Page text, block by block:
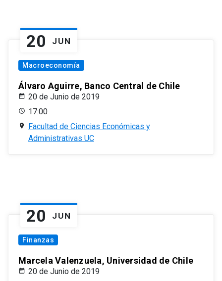
20 JUN
Macroeconomía
Álvaro Aguirre, Banco Central de Chile
20 de Junio de 2019
17:00
Facultad de Ciencias Económicas y
Administrativas UC
20 JUN
Finanzas
Marcela Valenzuela, Universidad de Chile
20 de Junio de 2019